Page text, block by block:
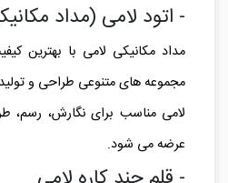
- اتود لامی (مداد
مداد مکانیکی لامی با بهترین
مجموعه های متنوعی طراحی و
لامی مناسب برای نگارش، رسم،
عرضه می شود.